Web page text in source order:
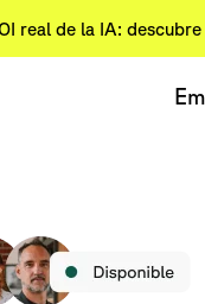
real de la IA: